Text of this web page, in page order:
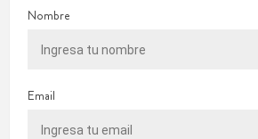
Nombre
Email